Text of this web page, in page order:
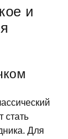
и
стать
Для